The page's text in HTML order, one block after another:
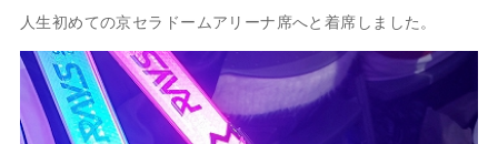
人生初めての京セラドームアリーナ席へと着席しました。